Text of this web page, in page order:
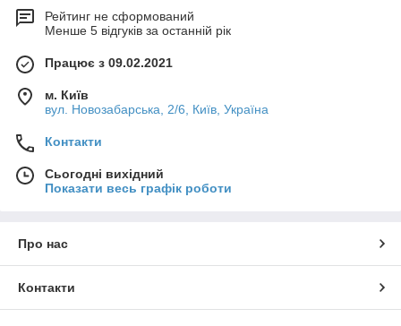
Рейтинг не сформований
Менше 5 відгуків за останній рік
Працює з 09.02.2021
м. Київ
вул. Новозабарська, 2/6, Київ, Україна
Контакти
Сьогодні вихідний
Показати весь графік роботи
Про нас
Контакти